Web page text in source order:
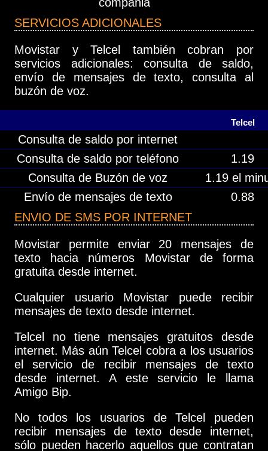
SERVICIOS ADICIONALES
Movistar y Telcel también cobran por
servicios adicionales: consulta de saldo,
envío de mensajes de texto, consulta al
buzón de voz.
Telcel
Consulta de saldo por internet
Consulta de saldo por teléfono
1.19
Consulta de Buzón de voz
1.19 el
Envío de mensajes de texto
0.88
ENVIO DE SMS POR INTERNET
Movistar permite enviar 20 mensajes de
texto hacia números Movistar de forma
gratuita desde internet.
Cualquier usuario Movistar puede recibir
mensajes de texto desde internet.
Telcel no tiene mensajes gratuitos desde
internet. Más aún Telcel cobra a los usuarios
el servicio de recibir mensajes de texto
desde internet. A este servicio le llama
Amigo Bip.
No todos los usuarios de Telcel pueden
recibir mensajes de texto desde internet,
sólo pueden hacerlo aquellos que contratan